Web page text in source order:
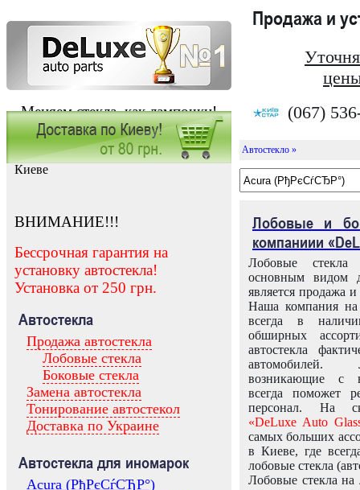
Меняем стекла, как лампочки!
Продажа и
(067)
Заказать установку автостекла в
Киеве
ВНИМАНИЕ!!!
Бессрочная гарантия на
установку автостекла!
Установка от 250 грн.
Автостекла
Продажа автостекла
Лобовые стекла
Боковые стекла
Замена автостекла
Тонирование автостекол
Доставка по Украине
Автостекла для иномарок
Acura (РђРєСѓСЂР°)
Автостекло »
Лобовые и
компаниии
Лобовые
основным видом
является продажа и
Наша компания на
всегда в
обширных
автостекла
возникающие с
всегда поможет
персонал. На
«DeLuxe Auto
самых больших
в Киеве, где
лобовые стекла
Лобовые стекла на